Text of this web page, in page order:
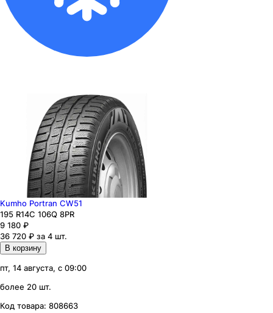
Kumho Portran CW51
195 R14C 106Q 8PR
9 180 ₽
36 720 ₽ за 4 шт.
В корзину
пт, 14 августа, с 09:00
более 20 шт.
Код товара: 808663